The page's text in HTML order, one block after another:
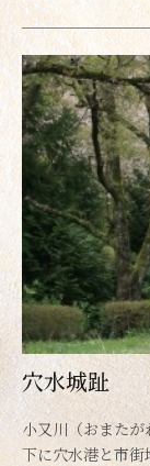
穴水城趾
小又川（おまた
下に穴水港と市街